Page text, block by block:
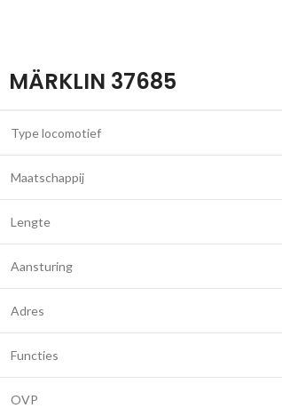
MÄRKLIN 37685
Type locomotief
Maatschappij
Lengte
Aansturing
Adres
Functies
OVP